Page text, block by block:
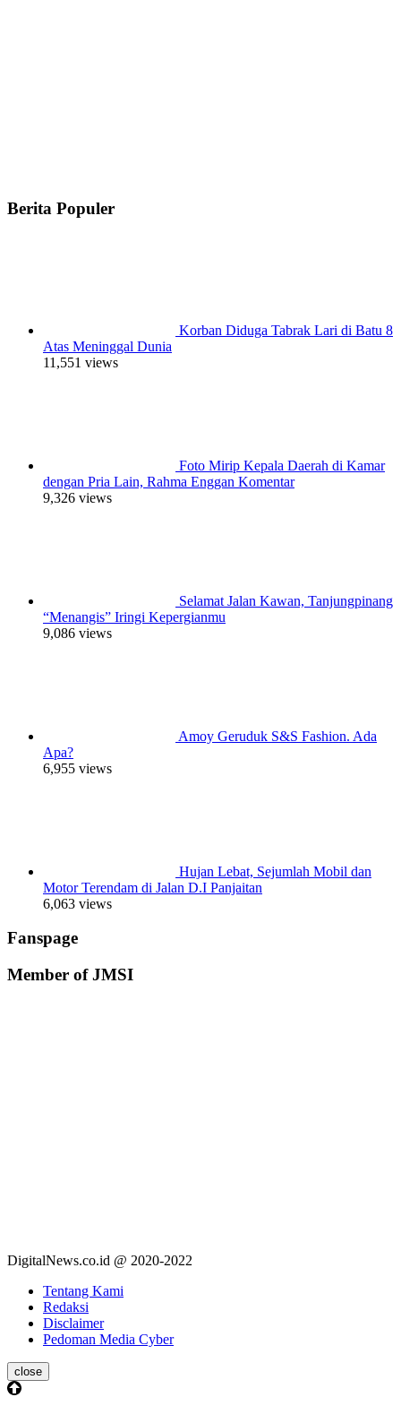
Berita Populer
Korban Diduga Tabrak Lari di Batu 8
Atas Meninggal Dunia
11,551 views
Foto Mirip Kepala Daerah di Kamar
dengan Pria Lain, Rahma Enggan Komentar
9,326 views
Selamat Jalan Kawan, Tanjungpinang
“Menangis” Iringi Kepergianmu
9,086 views
Amoy Geruduk S&S Fashion. Ada
Apa?
6,955 views
Hujan Lebat, Sejumlah Mobil dan
Motor Terendam di Jalan D.I Panjaitan
6,063 views
Fanspage
Member of JMSI
DigitalNews.co.id @ 2020-2022
Tentang Kami
Redaksi
Disclaimer
Pedoman Media Cyber
close